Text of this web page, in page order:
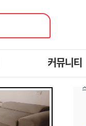
커뮤니티